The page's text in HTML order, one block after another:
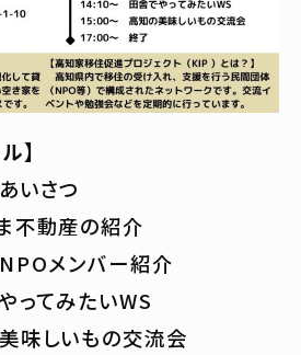
】
いさつ
不動産の紹介
メンバー紹介
てみたいWS
しいもの交流会